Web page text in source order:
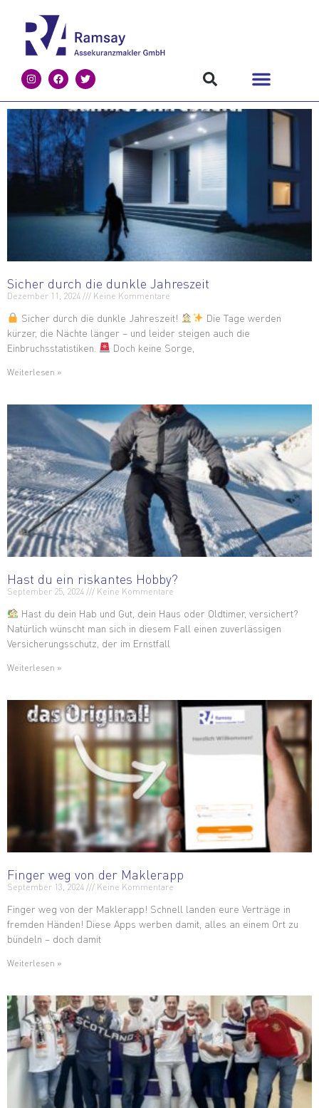
Sicher durch die dunkle Jahreszeit
Dezember 11, 2024 Keine Kommentare
Sicher durch die dunkle Jahreszeit!
Die Tage werden
kürzer, die Nächte länger – und leider steigen auch die
Einbruchsstatistiken.
Doch keine Sorge,
Weiterlesen »
Hast du ein riskantes Hobby?
September 25, 2024 Keine Kommentare
Hast du dein Hab und Gut, dein Haus oder Oldtimer, versichert?
Natürlich wünscht man sich in diesem Fall einen zuverlässigen
Versicherungsschutz, der im Ernstfall
Weiterlesen »
Finger weg von der Maklerapp
September 13, 2024 Keine Kommentare
Finger weg von der Maklerapp! Schnell landen eure Verträge in
fremden Händen! Diese Apps werben damit, alles an einem Ort zu
bündeln – doch damit
Weiterlesen »